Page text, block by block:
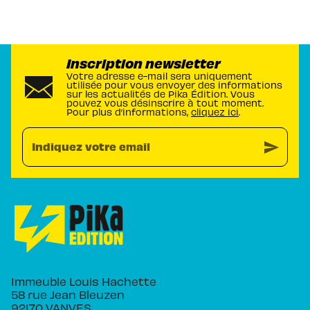
Inscription newsletter
Votre adresse e-mail sera uniquement
utilisée pour vous envoyer des informations
sur les actualités de Pika Édition. Vous
pouvez vous désinscrire à tout moment.
Pour plus d’informations, cliquez ici.
Indiquez votre email send
Immeuble Louis Hachette
58 rue Jean Bleuzen
92170 VANVES